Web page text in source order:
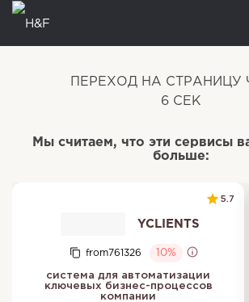
ПЕРЕХОД НА СТРАНИЦУ
5 СЕК
Мы считаем, что эти сервисы
больше:
5.7
YCLIENTS
from761326 10%
система для автоматизации
ключевых бизнес-процессов
компании